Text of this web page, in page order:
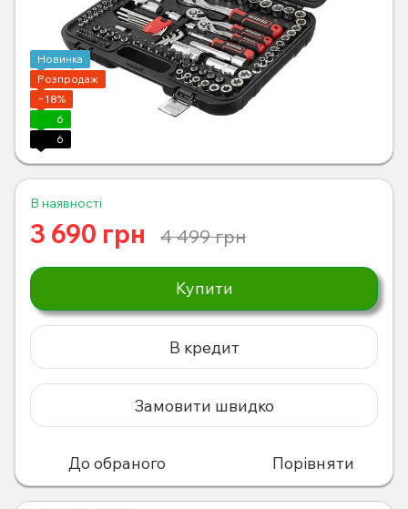
Новинка
Розпродаж
−18%
6
6
В наявності
3 690 грн 4 499 грн
Купити
В кредит
Замовити швидко
До обраного Порівняти